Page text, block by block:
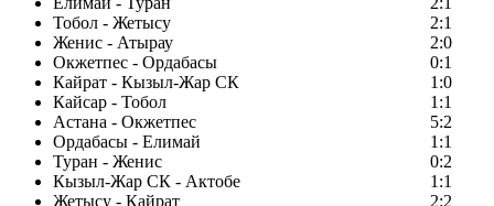
Тобол - Жетысу
2:1
Женис - Атырау
2:0
Окжетпес - Ордабасы
0:1
Кайрат - Кызыл-Жар СК
1:0
Кайсар - Тобол
1:1
Астана - Окжетпес
5:2
Ордабасы - Елимай
1:1
Туран - Женис
0:2
Кызыл-Жар СК - Актобе
1:1
Жетысу - Кайрат
2:2